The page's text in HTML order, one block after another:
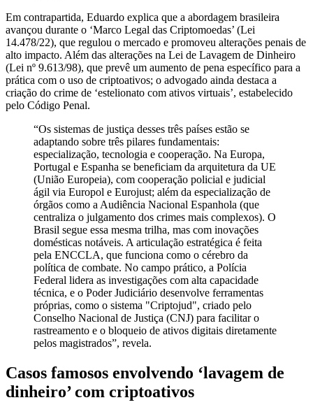
Em contrapartida, Eduardo explica que a abordagem brasileira
avançou durante o ‘Marco Legal das Criptomoedas’ (Lei
14.478/22), que regulou o mercado e promoveu alterações penais de
alto impacto. Além das alterações na Lei de Lavagem de Dinheiro
(Lei nº 9.613/98), que prevê um aumento de pena específico para a
prática com o uso de criptoativos; o advogado ainda destaca a
criação do crime de ‘estelionato com ativos virtuais’, estabelecido
pelo Código Penal.
“Os sistemas de justiça desses três países estão se
adaptando sobre três pilares fundamentais:
especialização, tecnologia e cooperação. Na Europa,
Portugal e Espanha se beneficiam da arquitetura da UE
(União Europeia), com cooperação policial e judicial
ágil via Europol e Eurojust; além da especialização de
órgãos como a Audiência Nacional Espanhola (que
centraliza o julgamento dos crimes mais complexos). O
Brasil segue essa mesma trilha, mas com inovações
domésticas notáveis. A articulação estratégica é feita
pela ENCCLA, que funciona como o cérebro da
política de combate. No campo prático, a Polícia
Federal lidera as investigações com alta capacidade
técnica, e o Poder Judiciário desenvolve ferramentas
próprias, como o sistema "Criptojud", criado pelo
Conselho Nacional de Justiça (CNJ) para facilitar o
rastreamento e o bloqueio de ativos digitais diretamente
pelos magistrados”, revela.
Casos famosos envolvendo ‘lavagem de
dinheiro’ com criptoativos